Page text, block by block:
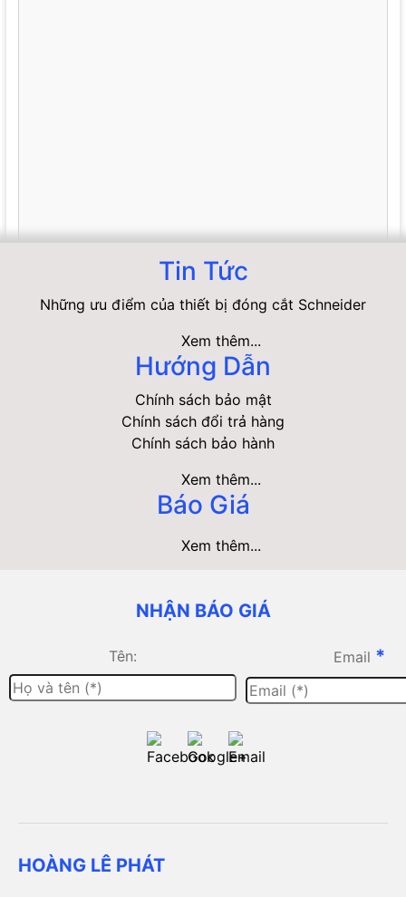
Tin Tức
Những ưu điểm của thiết bị đóng cắt Schneider
Xem thêm...
Hướng Dẫn
Chính sách bảo mật
Chính sách đổi trả hàng
Chính sách bảo hành
Xem thêm...
Báo Giá
Xem thêm...
NHẬN BÁO GIÁ
Tên: Email *
HOÀNG LÊ PHÁT